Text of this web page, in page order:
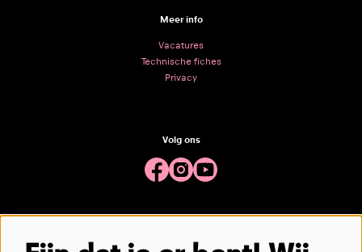
Meer info
Vacatures
Technische fiches
Privacy
Volg ons
Meld je aan voor de nieuwsbrief